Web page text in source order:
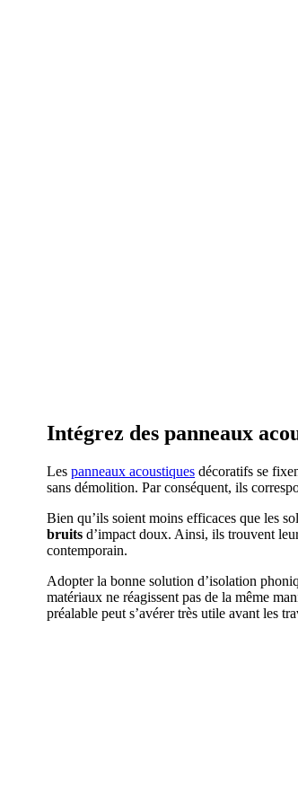
Intégrez des panneaux
Les panneaux acoustiques décoratifs se
sans démolition. Par conséquent, ils
Bien qu’ils soient moins efficaces que les
bruits d’impact doux. Ainsi, ils trouvent
contemporain.
Adopter la bonne solution d’isolation
matériaux ne réagissent pas de la même
préalable peut s’avérer très utile avant les